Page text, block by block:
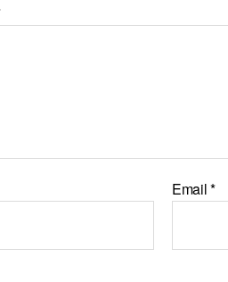
Email*